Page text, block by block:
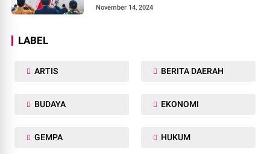
November 14, 2024
LABEL
ARTIS BERITA DAERAH
BUDAYA EKONOMI
GEMPA HUKUM